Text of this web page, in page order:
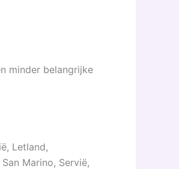
minder belangrijke
Letland,
Marino, Servië,